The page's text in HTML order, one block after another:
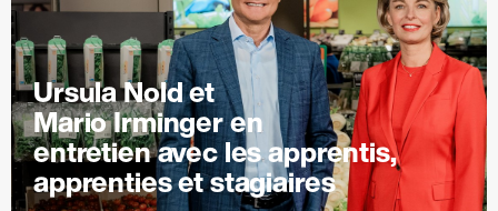
Ursula Nold et
Mario Irminger en
entretien avec les apprentis,
apprenties et stagiaires